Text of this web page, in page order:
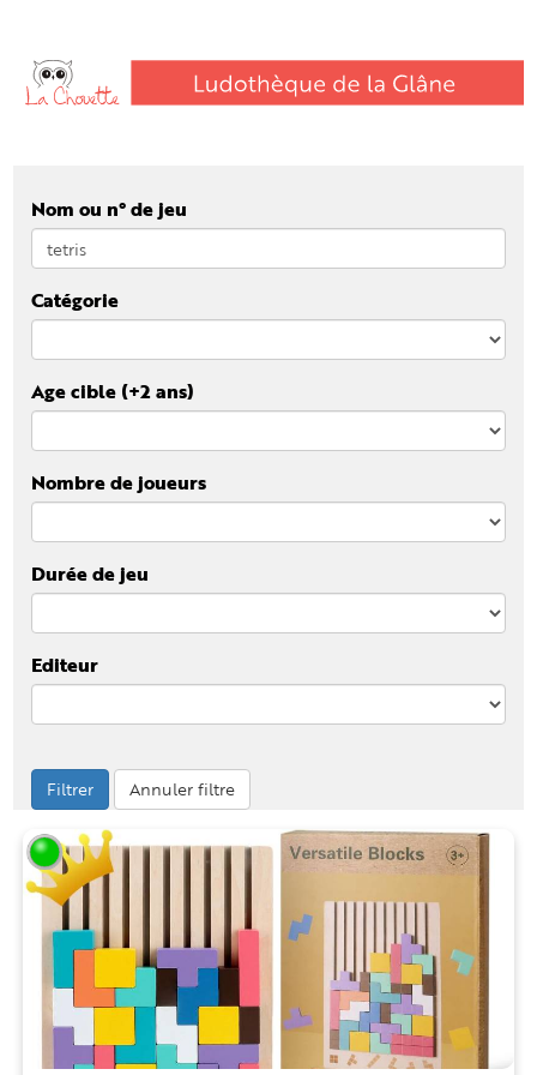
Nom ou n° de jeu
Catégorie
Age cible (+2 ans)
Nombre de joueurs
Durée de jeu
Editeur
Filtrer Annuler filtre